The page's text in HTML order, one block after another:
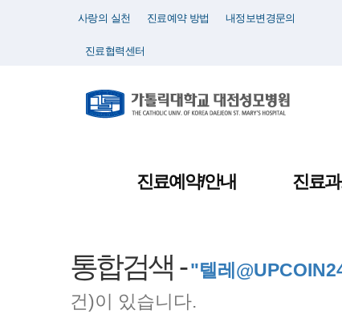
사랑의 실천 진료예약 방법 내정보변경문의
진료협력센터
진료예약/안내 진료
통합검색 - "텔레
건)이 있습니다.